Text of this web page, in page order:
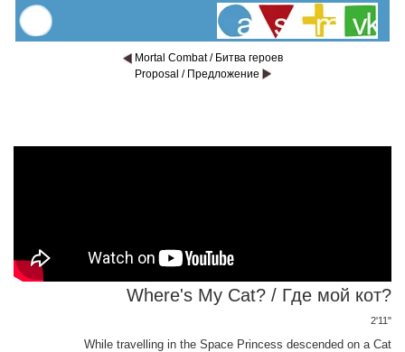
Mortal Combat / Битва героев
Proposal / Предложение
Where's My Cat? / Где мой кот?
2'11"
While travelling in the Space Princess descended on a Cat